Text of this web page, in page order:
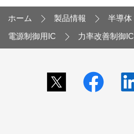
ホーム 製品情報 半導体
電源制御用IC 力率改善制御IC